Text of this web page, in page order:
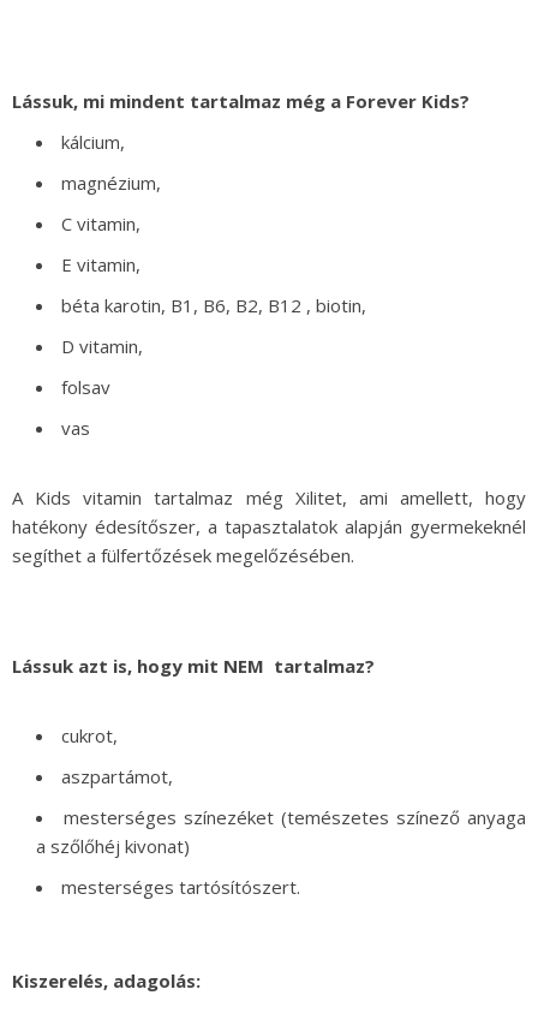
Lássuk, mi mindent tartalmaz még a Forever Kids?
kálcium,
magnézium,
C vitamin,
E vitamin,
béta karotin, B1, B6, B2, B12 , biotin,
D vitamin,
folsav
vas
A Kids vitamin tartalmaz még Xilitet, ami amellett, hogy
hatékony édesítőszer, a tapasztalatok alapján gyermekeknél
segíthet a fülfertőzések megelőzésében.
Lássuk azt is, hogy mit NEM tartalmaz?
cukrot,
aszpartámot,
mesterséges színezéket (temészetes színező anyaga
a szőlőhéj kivonat)
mesterséges tartósítószert.
Kiszerelés, adagolás: